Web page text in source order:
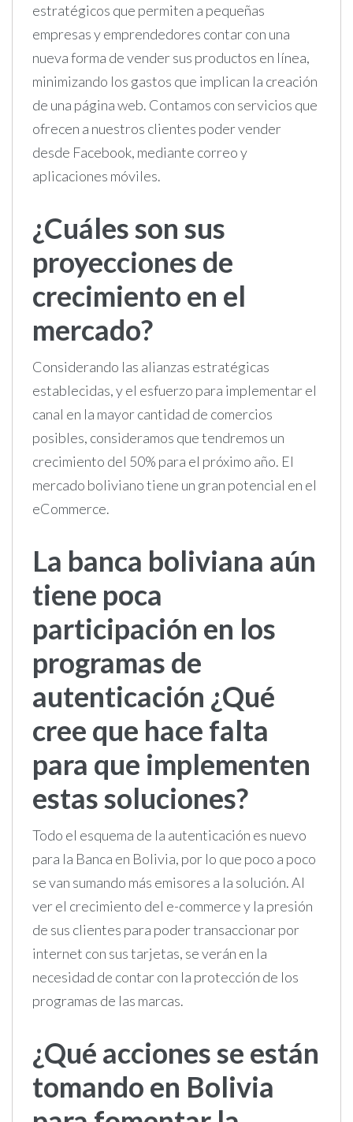
estratégicos que permiten a pequeñas
empresas y emprendedores contar con una
nueva forma de vender sus productos en línea,
minimizando los gastos que implican la creación
de una página web. Contamos con servicios que
ofrecen a nuestros clientes poder vender
desde Facebook, mediante correo y
aplicaciones móviles.
¿Cuáles son sus
proyecciones de
crecimiento en el
mercado?
Considerando las alianzas estratégicas
establecidas, y el esfuerzo para implementar el
canal en la mayor cantidad de comercios
posibles, consideramos que tendremos un
crecimiento del 50% para el próximo año. El
mercado boliviano tiene un gran potencial en el
eCommerce.
La banca boliviana aún
tiene poca
participación en los
programas de
autenticación ¿Qué
cree que hace falta
para que implementen
estas soluciones?
Todo el esquema de la autenticación es nuevo
para la Banca en Bolivia, por lo que poco a poco
se van sumando más emisores a la solución. Al
ver el crecimiento del e-commerce y la presión
de sus clientes para poder transaccionar por
internet con sus tarjetas, se verán en la
necesidad de contar con la protección de los
programas de las marcas.
¿Qué acciones se están
tomando en Bolivia